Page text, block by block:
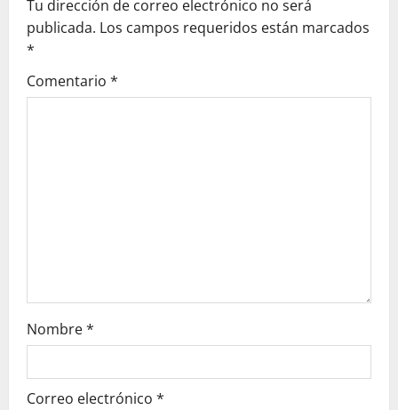
i
g
a
Tu dirección de correo electrónico no será
publicada. Los campos requeridos están marcados
*
Comentario *
Nombre*
Correo electrónico *